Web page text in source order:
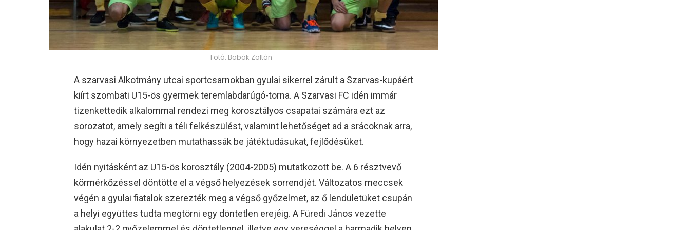
Fotó: Babák Zoltán
A szarvasi Alkotmány utcai sportcsarnokban gyulai sikerrel zárult a Szarvas-kupáért
kiírt szombati U15-ös gyermek teremlabdarúgó-torna. A Szarvasi FC idén immár
tizenkettedik alkalommal rendezi meg korosztályos csapatai számára ezt az
sorozatot, amely segíti a téli felkészülést, valamint lehetőséget ad a srácoknak arra,
hogy hazai környezetben mutathassák be játéktudásukat, fejlődésüket.
Idén nyitásként az U15-ös korosztály (2004-2005) mutatkozott be. A 6 résztvevő
körmérkőzéssel döntötte el a végső helyezések sorrendjét. Változatos meccsek
végén a gyulai fiatalok szerezték meg a végső győzelmet, az ő lendületüket csupán
a helyi együttes tudta megtörni egy döntetlen erejéig. A Füredi János vezette